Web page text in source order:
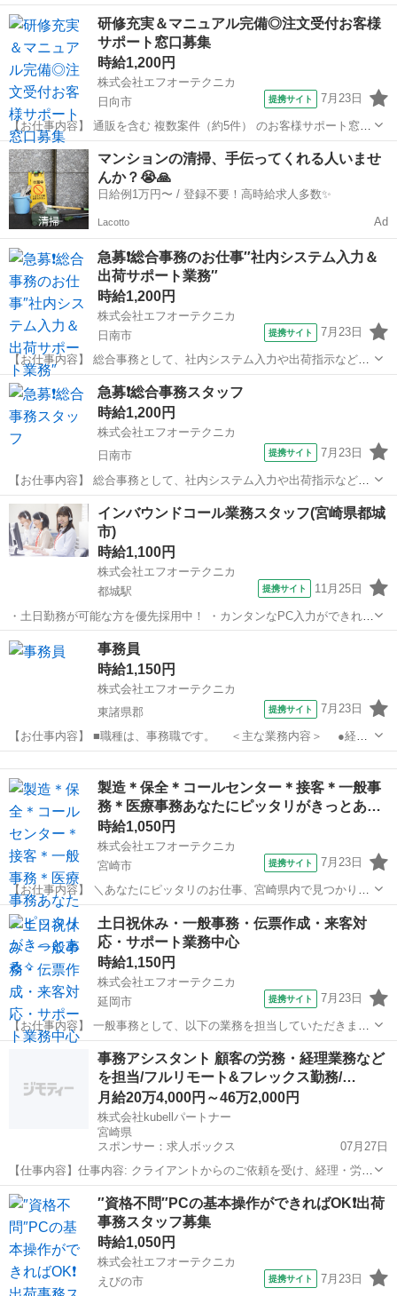
み・研修体制がバッチリ★ 【仕事内容】 ／ 一生モノの知識が身につ
く！ 将来の役にも立つやりがいたっぷりな 専門スキルを習得できます
★ ＼ ◆お仕事...
宮崎 都城市 電話対応
研修充実＆マニュアル完備◎注文受付お客様
サポート窓口募集
時給1,200円
株式会社エフオーテクニカ
日向市
提携サイト 7月23日
【お仕事内容】 通販を含む 複数案件（約5件） のお客様サポート窓口
を担当していただきます。 主に インバウンド（受電）業務 が中心
で、以下のような対応を行います。 ➢商品の 注文受付 ➢商品内容・配
送に関する お問い合わ...
宮崎 日向市
マンションの清掃、手伝ってくれる人いませ
んか？😭🙏
日給例1万円〜 / 登録不要！高時給求人多数✨
Lacotto Ad
急募❗総合事務のお仕事″社内システム入力＆
出荷サポート業務″
時給1,200円
株式会社エフオーテクニカ
日南市
提携サイト 7月23日
【お仕事内容】 総合事務として、社内システム入力や出荷指示などの
業務をお任せします。 事務経験やPCスキルが活かせる、安定して働け
るポジションです。 ・注文書を作成し、社内システムへ入力 ・工場で
出荷される製品の物流課への...
宮崎 一般事務
急募❗総合事務スタッフ
時給1,200円
株式会社エフオーテクニカ
日南市
提携サイト 7月23日
【お仕事内容】 総合事務として、社内システム入力や出荷指示などの
業務をお任せします。 事務経験やPCスキルが活かせる、安定して働け
るポジションです。 ・注文書を作成し、社内システムへ入力 ・工場で
出荷される製品の物流課への...
宮崎 日南市 一般事務
インバウンドコール業務スタッフ(宮崎県都城
市)
時給1,100円
株式会社エフオーテクニカ
都城駅
提携サイト 11月25日
・土日勤務が可能な方を優先採用中！ ・カンタンなPC入力ができれば
大丈夫◎ ・研修でマナーや会話のコツも学べるので、社会人経験が浅
い方にもオススメ ・人と話すのが好きな方、聞き上手な方、大歓迎！
・「ただの事務じゃ物足りない...
宮崎 都城市 都城駅
事務員
時給1,150円
株式会社エフオーテクニカ
東諸県郡
提携サイト 7月23日
【お仕事内容】 ■職種は、事務職です。 ＜主な業務内容＞ ●経
理・会計処理 ●来客対応 ●タイムカードチェック ●作業日報チ
ェック ●朝の清掃・その他雑務 ※ご家庭や育児と両立されている方
が多く、お子さんの行事...製造＊保全＊コールセンター＊接客＊一般事
務＊医療事務あなたにピッタリがきっとあ…
時給1,050円
株式会社エフオーテクニカ
宮崎市
提携サイト 7月23日
【お仕事内容】 ＼あなたにピッタリのお仕事、宮崎県内で見つかりま
す！／ 宮崎県内を中心に、多数のお仕事あり！ 「製造」「事務」「医
療事務」「接客」「コールセンター」「設備保全」など職種も勤務地
も豊富にご用意。 ஐ 半導体...
宮崎 宮崎市 一般事務
土日祝休み・一般事務・伝票作成・来客対
応・サポート業務中心
時給1,150円
株式会社エフオーテクニカ
延岡市
提携サイト 7月23日
【お仕事内容】 一般事務として、以下の業務を担当していただきま
す。 【主な業務】 ➢まずは 商品名を覚える研修 からスタート ➢伝票
の作成・整理 ➢電話対応（社内外） ➢来客対応 ➢会社内への連絡事項
の館内アナウンス ➢その...
延岡市 一般事務
事務アシスタント 顧客の労務・経理業務など
を担当/フルリモート&フレックス勤務/…
月給20万4,000円～46万2,000円
株式会社kubellパートナー
宮崎県
スポンサー：求人ボックス
07月27日
【仕事内容】仕事内容: クライアントからのご依頼を受け、経理・労務
などの事務業務をお任せします。ミーティングや全体チャットなど、
いつでも先輩に相談できるので安心です。 仕事の流れ 担当案件の決定
システムや社内チャットを通して、案...
アルバイト・パート / 契約社員
″資格不問″PCの基本操作ができればOK❗出荷
事務スタッフ募集
時給1,050円
株式会社エフオーテクニカ
えびの市
提携サイト 7月23日